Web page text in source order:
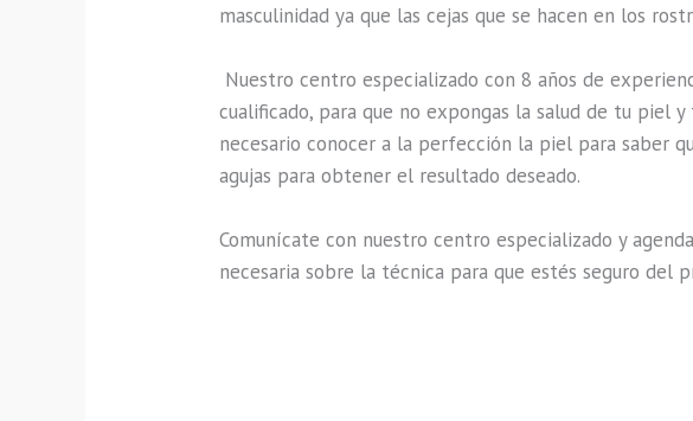
masculinidad ya que las cejas que se hacen en los
Nuestro centro especializado con 8 años de
cualificado, para que no expongas la salud de tu piel
necesario conocer a la perfección la piel para saber
agujas para obtener el resultado deseado.
Comunícate con nuestro centro especializado y
necesaria sobre la técnica para que estés seguro del